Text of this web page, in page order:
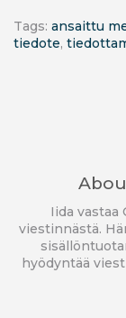
Tags: ansaittu
tiedote,
Iida
viestinnästä.
hyödyntää